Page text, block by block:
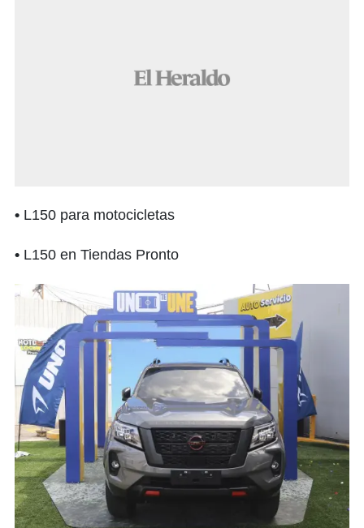
• L150 para motocicletas
• L150 en Tiendas Pronto